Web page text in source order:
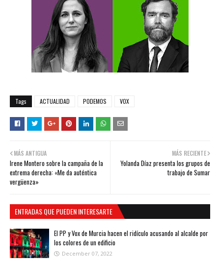
Tags ACTUALIDAD PODEMOS VOX
MÁS RECIENTE
Yolanda Díaz presenta los grupos de
trabajo de Sumar
MÁS ANTIGUA
Irene Montero sobre la campaña de la
extrema derecha: «Me da auténtica
vergüenza»
ENTRADAS QUE PUEDEN INTERESARTE
El PP y Vox de Murcia hacen el ridículo acusando al alcalde por
los colores de un edificio
December 07, 2022